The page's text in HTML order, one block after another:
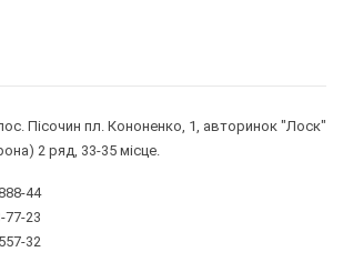
Пісочин пл. Кононенко, 1, авторинок "Лоск"
2 ряд, 33-35 місце.
44
77-23
32